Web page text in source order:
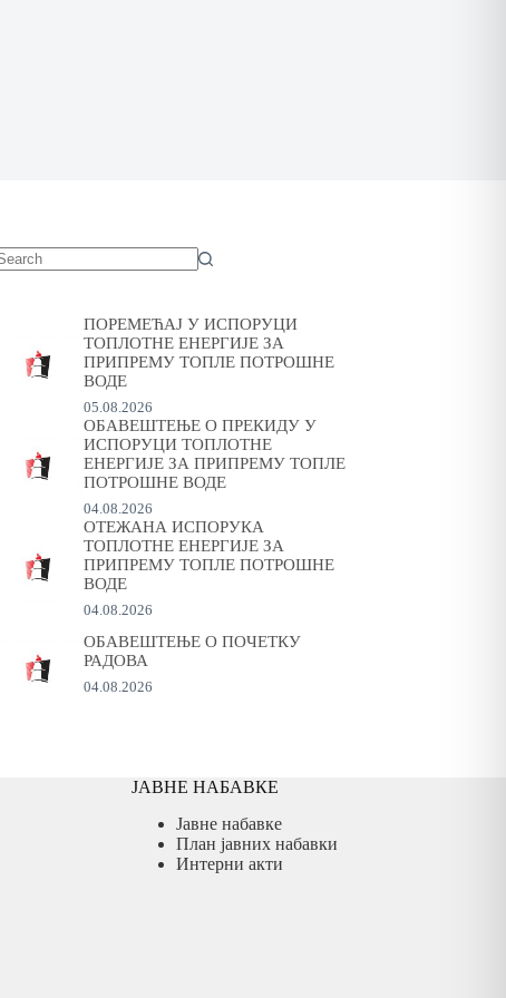
ПОРЕМЕЋАЈ У ИСПОРУЦИ
ТОПЛОТНЕ ЕНЕРГИЈЕ ЗА
ПРИПРЕМУ ТОПЛЕ ПОТРОШНЕ
ВОДЕ
05.08.2026
ОБАВЕШТЕЊЕ О ПРЕКИДУ У
ИСПОРУЦИ ТОПЛОТНЕ
ЕНЕРГИЈЕ ЗА ПРИПРЕМУ ТОПЛЕ
ПОТРОШНЕ ВОДЕ
04.08.2026
ОТЕЖАНА ИСПОРУКА
ТОПЛОТНЕ ЕНЕРГИЈЕ ЗА
ПРИПРЕМУ ТОПЛЕ ПОТРОШНЕ
ВОДЕ
04.08.2026
ОБАВЕШТЕЊЕ О ПОЧЕТКУ
РАДОВА
04.08.2026
ЈАВНЕ НАБАВКЕ
Јавне набавке
План јавних набавки
Интерни акти